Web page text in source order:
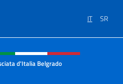
IT SR
social e menù
d'Italia Belgrado